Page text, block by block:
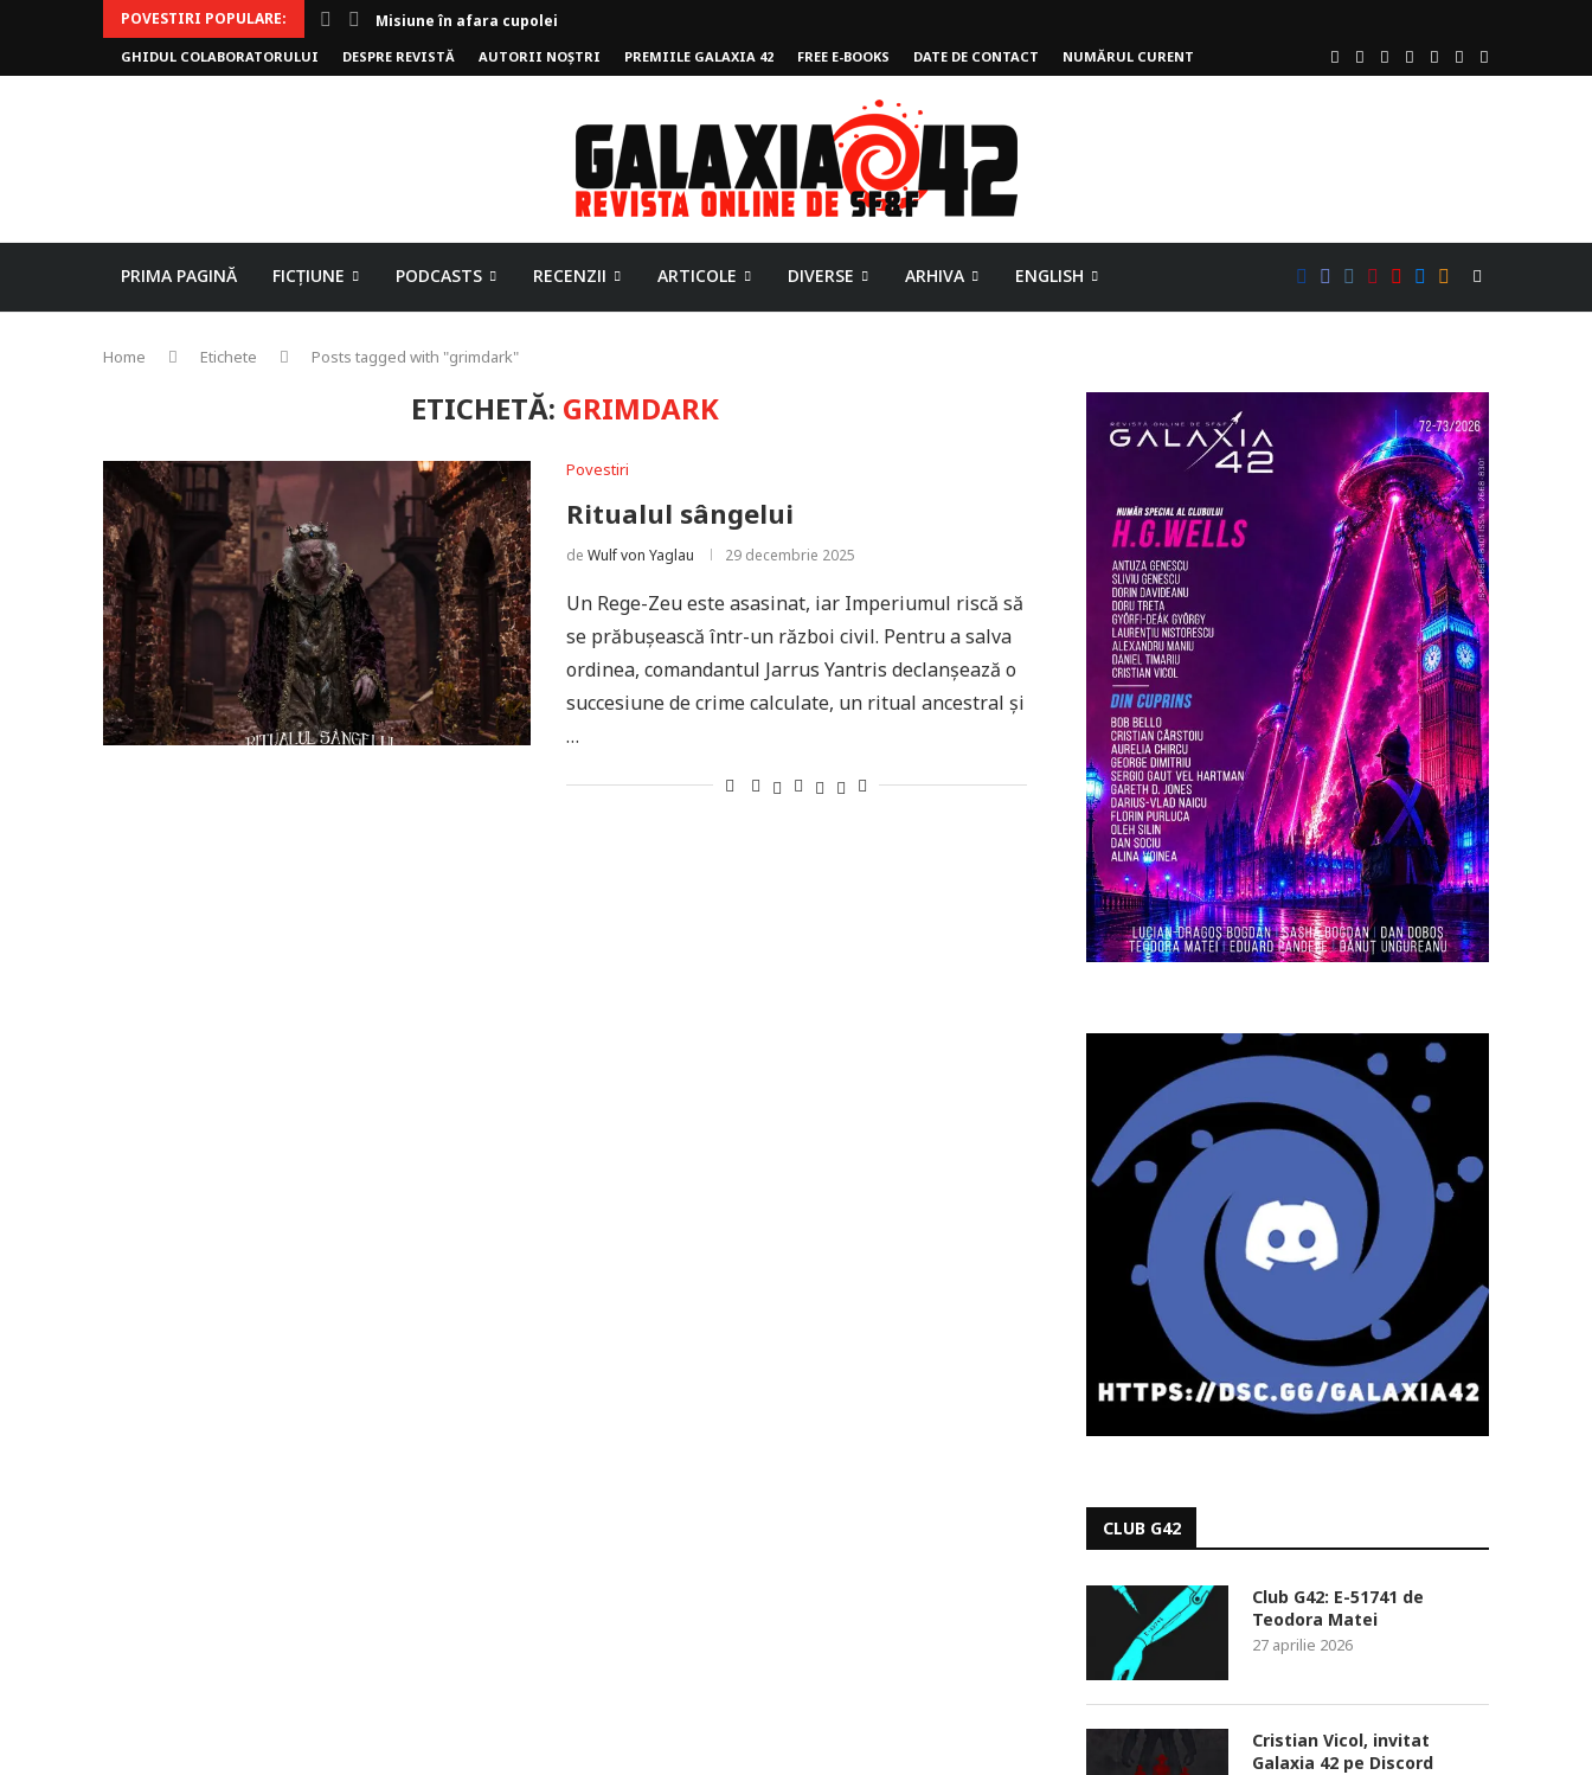
POVESTIRI POPULARE:
Invoker (video)
Alergarea de seară
Biblioteca lui Pavel
Rejuvenare
Falia
Arhivele Dincolo-Timpului
Axa lui Heron
Jumătatea goală
GHIDUL COLABORATORULUI DESPRE REVISTĂ AUTORII NOȘTRI PREMIILE GALAXIA 42 FREE E-BOOKS DATE DE CONTACT NUMĂRUL CURENT
PRIMA PAGINĂ FICȚIUNE PODCASTS RECENZII ARTICOLE DIVERSE ARHIVA ENGLISH
Home Etichete Posts tagged with "grimdark"
ETICHETĂ: GRIMDARK
Povestiri
Ritualul sângelui
de Wulf von Yaglau 29 decembrie 2025
Un Rege-Zeu este asasinat, iar Imperiumul riscă să
se prăbușească într-un război civil. Pentru a salva
ordinea, comandantul Jarrus Yantris declanșează o
succesiune de crime calculate, un ritual ancestral și
…
CLUB G42
Club G42: E-51741 de
Teodora Matei
27 aprilie 2026
Cristian Vicol, invitat
Galaxia 42 pe Discord